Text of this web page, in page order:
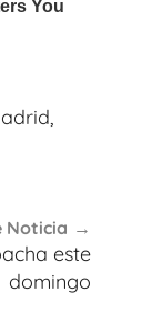
Noticia
este
domingo